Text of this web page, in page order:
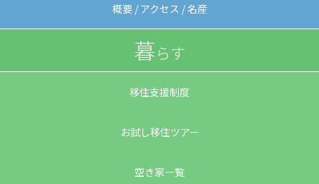
概要 / アクセス / 名産
暮らす
移住支援制度
お試し移住ツアー
空き家一覧